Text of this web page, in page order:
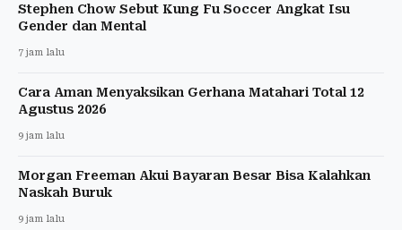
Stephen Chow Sebut Kung Fu Soccer Angkat Isu
Gender dan Mental
7 jam lalu
Cara Aman Menyaksikan Gerhana Matahari Total 12
Agustus 2026
9 jam lalu
Morgan Freeman Akui Bayaran Besar Bisa Kalahkan
Naskah Buruk
9 jam lalu